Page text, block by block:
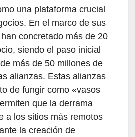
una plataforma crucial
En el marco de sus
concretado más de 20
siendo el paso inicial
más de 50 millones de
alianzas. Estas alianzas
de fungir como «vasos
que la derrama
a los sitios más remotos
la creación de